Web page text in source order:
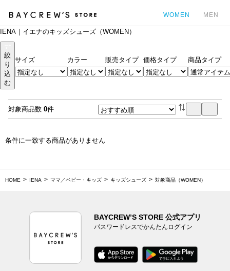
WOMEN MEN
IENA｜イエナのキッズシューズ（WOMEN）
絞
り
込
む
サイズ カラー 販売タイプ 価格タイプ 商品タイプ
対象商品数 0件
条件に一致する商品がありません
HOME IENA ママ／ベビー・キッズ キッズシューズ 対象商品（WOMEN）
BAYCREW’S STORE 公式アプリ
パスワードレスでかんたんログイン